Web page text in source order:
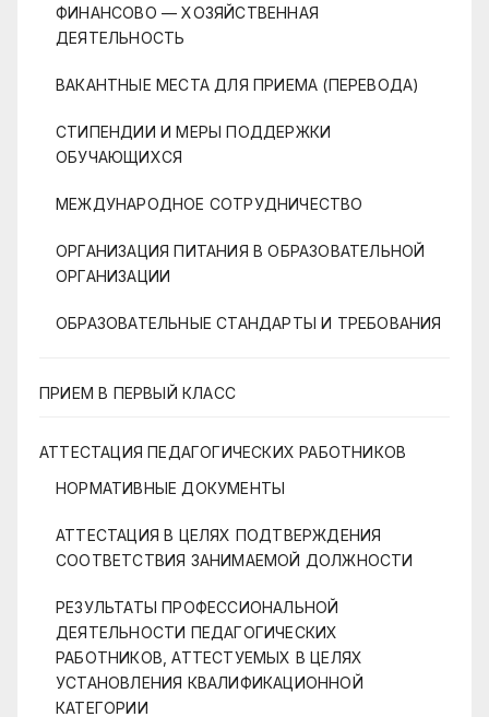
ФИНАНСОВО — ХОЗЯЙСТВЕННАЯ
ДЕЯТЕЛЬНОСТЬ
ВАКАНТНЫЕ МЕСТА ДЛЯ ПРИЕМА (ПЕРЕВОДА)
СТИПЕНДИИ И МЕРЫ ПОДДЕРЖКИ
ОБУЧАЮЩИХСЯ
МЕЖДУНАРОДНОЕ СОТРУДНИЧЕСТВО
ОРГАНИЗАЦИЯ ПИТАНИЯ В ОБРАЗОВАТЕЛЬНОЙ
ОРГАНИЗАЦИИ
ОБРАЗОВАТЕЛЬНЫЕ СТАНДАРТЫ И ТРЕБОВАНИЯ
ПРИЕМ В ПЕРВЫЙ КЛАСС
АТТЕСТАЦИЯ ПЕДАГОГИЧЕСКИХ РАБОТНИКОВ
НОРМАТИВНЫЕ ДОКУМЕНТЫ
АТТЕСТАЦИЯ В ЦЕЛЯХ ПОДТВЕРЖДЕНИЯ
СООТВЕТСТВИЯ ЗАНИМАЕМОЙ ДОЛЖНОСТИ
РЕЗУЛЬТАТЫ ПРОФЕССИОНАЛЬНОЙ
ДЕЯТЕЛЬНОСТИ ПЕДАГОГИЧЕСКИХ
РАБОТНИКОВ, АТТЕСТУЕМЫХ В ЦЕЛЯХ
УСТАНОВЛЕНИЯ КВАЛИФИКАЦИОННОЙ
КАТЕГОРИИ